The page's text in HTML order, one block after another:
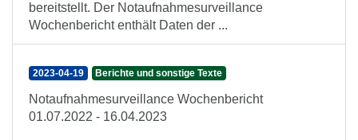
bereitstellt. Der Notaufnahmesurveillance
Wochenbericht enthält Daten der ...
2023-04-19 Berichte und sonstige Texte
Notaufnahmesurveillance Wochenbericht
01.07.2022 - 16.04.2023